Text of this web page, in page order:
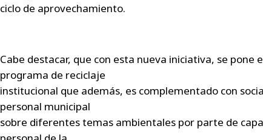
ciclo de aprovechamiento.
Cabe destacar, que con esta nueva iniciativa, se pone
programa de reciclaje
institucional que además, es complementado con
personal municipal
sobre diferentes temas ambientales por parte de